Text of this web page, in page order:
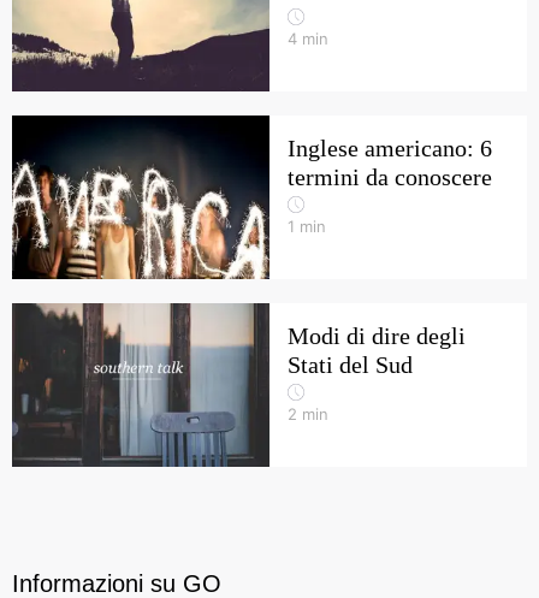
4 min
Inglese americano: 6
termini da conoscere
1 min
Modi di dire degli
Stati del Sud
2 min
Informazioni su GO